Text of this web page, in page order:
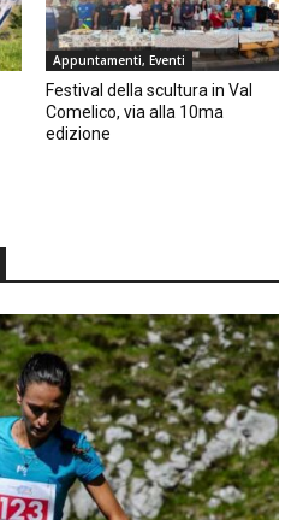
Appuntamenti, Eventi
Festival della scultura in Val
Comelico, via alla 10ma
edizione